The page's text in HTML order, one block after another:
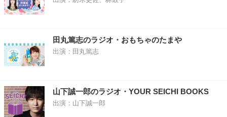
田丸篤志のラジオ・おもちゃのたまや
出演：田丸篤志
山下誠一郎のラジオ・YOUR SEICHI BOOKS
出演：山下誠一郎